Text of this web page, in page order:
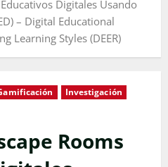
Digitales Usando
– Digital Educational
Learning Styles (DEER)
Investigación
Rooms